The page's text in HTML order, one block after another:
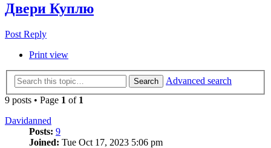
Двери Куплю
Post Reply
Print view
Search
Advanced search
9 posts • Page 1 of 1
Davidanned
Posts: 9
Joined: Tue Oct 17, 2023 5:06 pm